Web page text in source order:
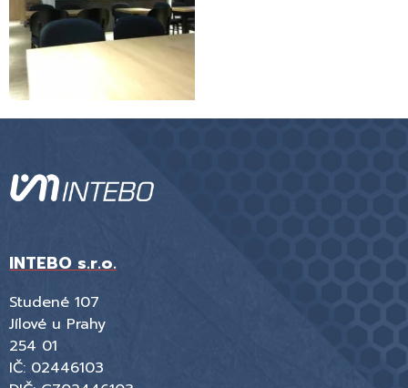
INTEBO s.r.o.
Studené 107
Jílové u Prahy
254 01
IČ: 02446103